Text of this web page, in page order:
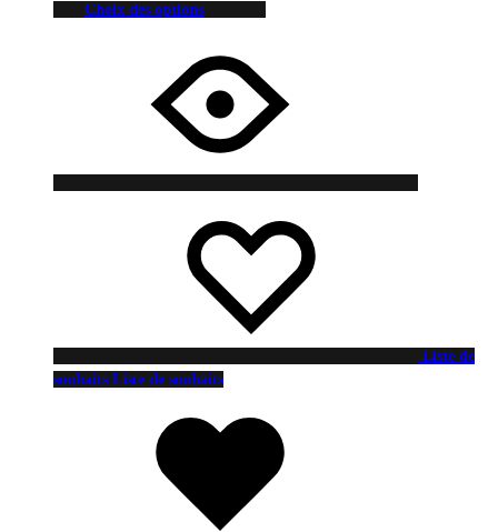
Choix des options
Liste de
souhaits Liste de souhaits